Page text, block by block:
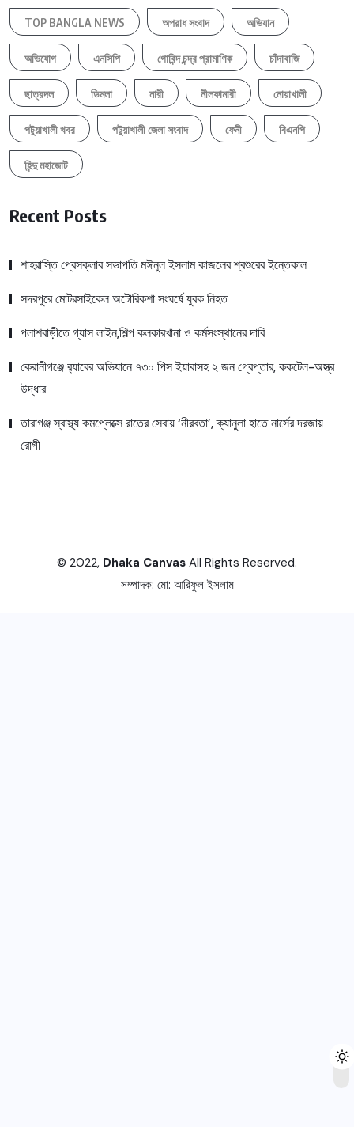
TOP BANGLA NEWS অপরাধ সংবাদ অভিযান
অভিযোগ এনসিপি গোবিন্দ চন্দ্র প্রামাণিক চাঁদাবাজি
ছাত্রদল ডিমলা নারী নীলফামারী নোয়াখালী
পটুয়াখালী খবর পটুয়াখালী জেলা সংবাদ ফেনী বিএনপি
হিন্দু মহাজোট
Recent Posts
শাহরাস্তি প্রেসক্লাব সভাপতি মঈনুল ইসলাম কাজলের শ্বশুরের ইন্তেকাল
সদরপুরে মোটরসাইকেল অটোরিকশা সংঘর্ষে যুবক নিহত
পলাশবাড়ীতে গ্যাস লাইন,শিল্প কলকারখানা ও কর্মসংস্থানের দাবি
কেরানীগঞ্জে র‍্যাবের অভিযানে ৭৩০ পিস ইয়াবাসহ ২ জন গ্রেপ্তার, ককটেল-অস্ত্র
উদ্ধার
তারাগঞ্জ স্বাস্থ্য কমপ্লেক্সে রাতের সেবায় ‘নীরবতা’, ক্যানুলা হাতে নার্সের দরজায়
রোগী
© 2022, Dhaka Canvas All Rights Reserved.
সম্পাদক: মো: আরিফুল ইসলাম